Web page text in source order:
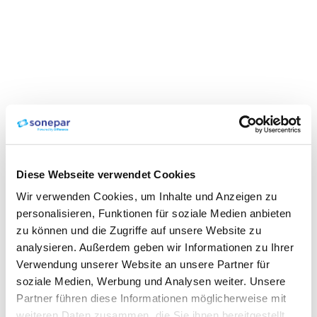
Diese Webseite verwendet Cookies
Wir verwenden Cookies, um Inhalte und Anzeigen zu
personalisieren, Funktionen für soziale Medien anbieten
zu können und die Zugriffe auf unsere Website zu
analysieren. Außerdem geben wir Informationen zu Ihrer
Verwendung unserer Website an unsere Partner für
soziale Medien, Werbung und Analysen weiter. Unsere
Partner führen diese Informationen möglicherweise mit